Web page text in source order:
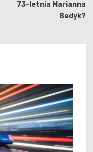
73-letnia Marianna
Bedyk?